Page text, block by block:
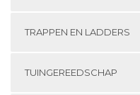
TRAPPEN EN LADDERS
TUINGEREEDSCHAP